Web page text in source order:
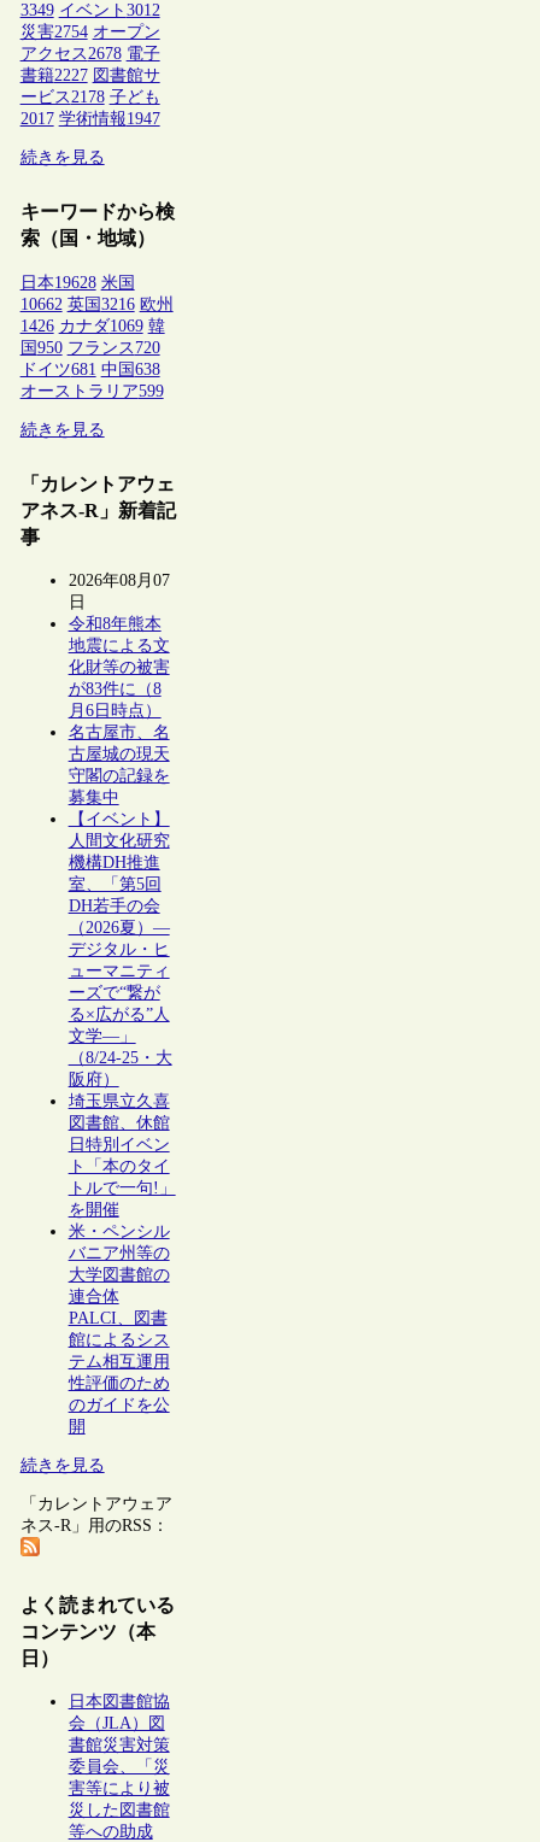
3349 イベント 3012
災害2754 オープン
アクセス2678 電子
書籍2227 図書館サ
ービス2178 子ども
2017 学術情報1947
続きを見る
キーワードから検
索（国・地域）
日本19628 米国
10662 英国 3216 欧州
1426 カナダ1069 韓
国 950 フランス 720
ドイツ681 中国 638
オーストラリア599
続きを見る
「カレントアウェ
アネス-R」新着記
事
2026年08月07
日
令和8年熊本
地震による文
化財等の被害
が83件に（8
月6日時点）
名古屋市、名
古屋城の現天
守閣の記録を
募集中
【イベント】
人間文化研究
機構DH推進
室、「第5回
DH若手の会
（2026夏）―
デジタル・ヒ
ューマニティ
ーズで“繋が
る×広がる”人
文学―」
（8/24-25・大
阪府）
埼玉県立久喜
図書館、休館
日特別イベン
ト「本のタイ
トルで一句!」
を開催
米・ペンシル
バニア州等の
大学図書館の
連合体
PALCI、図書
館によるシス
テム相互運用
性評価のため
のガイドを公
開
続きを見る
「カレントアウェア
ネス-R」用のRSS：
よく読まれている
コンテンツ（本
日）
日本図書館協
会（JLA）図
書館災害対策
委員会、「災
害等により被
災した図書館
等への助成